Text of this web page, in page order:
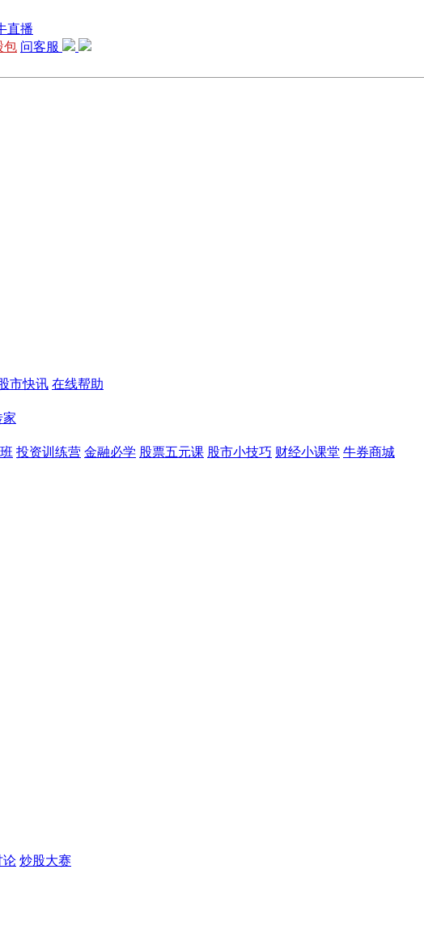
包 问客服
市快讯 在线帮助
家
投资训练营 金融必学 股票五元课 股市小技巧 财经小课堂 牛券商城
论 炒股大赛